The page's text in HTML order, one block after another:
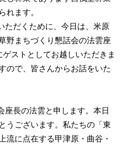
れます。
ただくために、今日は、米原
野まちづくり懇話会の法雲座
ストとしてお越しいただきま
ので、皆さんからお話をいた
座長の法雲と申します。本日
うございます。私たちの「東
流に点在する甲津原・曲谷・